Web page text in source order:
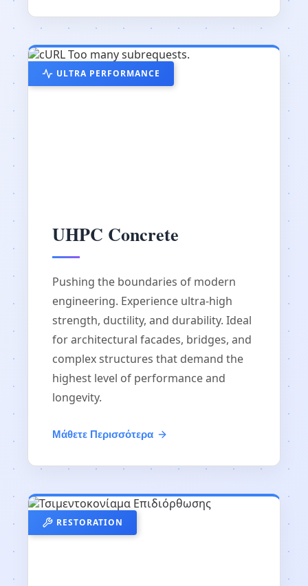
ULTRA PERFORMANCE
UHPC Concrete
Pushing the boundaries of modern
engineering. Experience ultra-high
strength, ductility, and durability. Ideal
for architectural facades, bridges, and
complex structures that demand the
highest level of performance and
longevity.
Μάθετε Περισσότερα
RESTORATION